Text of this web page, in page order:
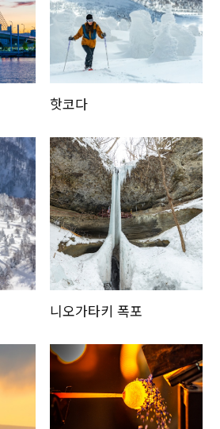
핫코다
니오가타키 폭포
Twitter에 공유
Facebook에 공유